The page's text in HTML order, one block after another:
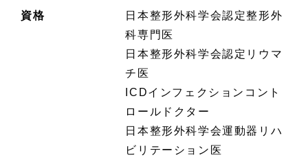
資格
日本整形外科学会認定整形外
科専門医
日本整形外科学会認定リウマ
チ医
ICDインフェクションコント
ロールドクター
日本整形外科学会運動器リハ
ビリテーション医